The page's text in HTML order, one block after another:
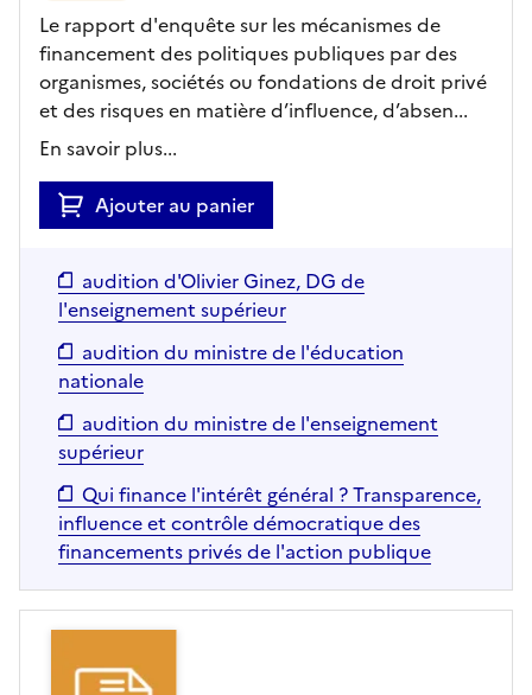
Le rapport d'enquête sur les mécanismes de
financement des politiques publiques par des
organismes, sociétés ou fondations de droit privé
et des risques en matière d’influence, d’absen...
En savoir plus...
Ajouter au panier
audition d'Olivier Ginez, DG de
l'enseignement supérieur
audition du ministre de l'éducation
nationale
audition du ministre de l'enseignement
supérieur
Qui finance l'intérêt général ? Transparence,
influence et contrôle démocratique des
financements privés de l'action publique